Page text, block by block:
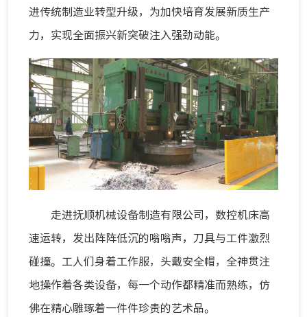
进传统制造业转型升级，为加快培育发展新质生产
力，实现全面振兴新突破注入强劲动能。
走进抚顺机械设备制造有限公司，数控机床高
速运转，发出阵阵低沉的嗡嗡声，刀具与工件激烈
碰撞。工人们身着工作服，头戴安全帽，全神贯注
地操作着各类设备，每一个动作都精准而熟练，仿
佛在精心雕琢着一件件珍贵的艺术品。